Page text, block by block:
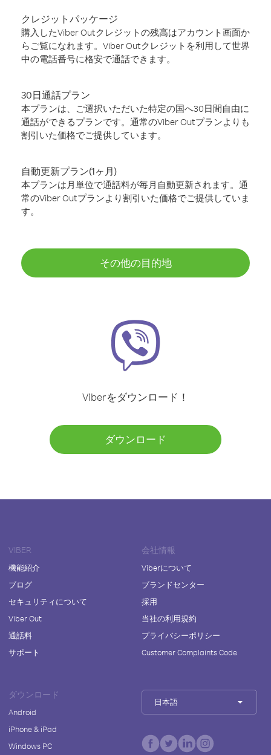
クレジットパッケージ
購入したViber Outクレジットの残高はアカウント画面か
らご覧になれます。Viber Outクレジットを利用して世界
中の電話番号に格安で通話できます。
30日通話プラン
本プランは、ご選択いただいた特定の国へ30日間自由に
通話ができるプランです。通常のViber Outプランよりも
割引いた価格でご提供しています。
自動更新プラン(1ヶ月)
本プランは月単位で通話料が毎月自動更新されます。通
常のViber Outプランより割引いた価格でご提供していま
す。
その他の目的地
Viberをダウンロード！
ダウンロード
VIBER
機能紹介
ブログ
セキュリティについて
Viber Out
通話料
サポート
会社情報
Viberについて
ブランドセンター
採用
当社の利用規約
プライバシーポリシー
Customer Complaints Code
ダウンロード
Android
iPhone & iPad
Windows PC
日本語